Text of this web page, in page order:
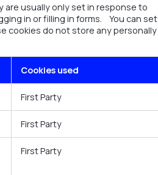
usually only set in response to
in or filling in forms. You can set
cookies do not store any personally
Cookies used
First Party
First Party
First Party